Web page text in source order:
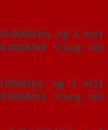
bộ, nẹp 2 mặt
bộ trong nội
bộ, nẹp 2 mặt
bộ trong nội